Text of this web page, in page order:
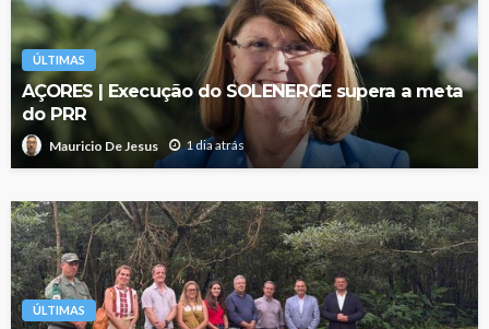
ÚLTIMAS
AÇORES | Execução do SOLENERGE supera a meta
do PRR
Mauricio De Jesus 1 dia atrás
ÚLTIMAS